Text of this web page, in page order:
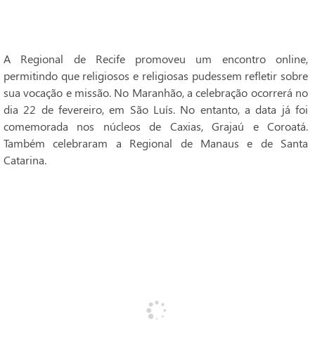
A Regional de Recife promoveu um encontro online,
permitindo que religiosos e religiosas pudessem refletir sobre
sua vocação e missão. No Maranhão, a celebração ocorrerá no
dia 22 de fevereiro, em São Luís. No entanto, a data já foi
comemorada nos núcleos de Caxias, Grajaú e Coroatá.
Também celebraram a Regional de Manaus e de Santa
Catarina.